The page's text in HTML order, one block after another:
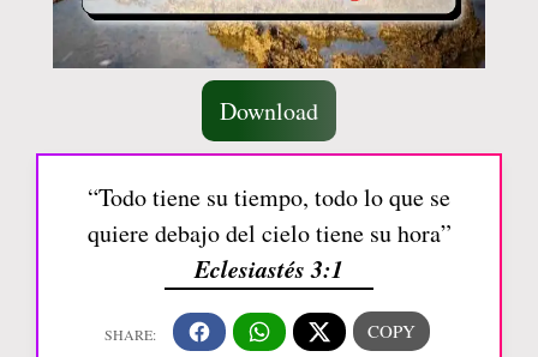
Download
“Todo tiene su tiempo, todo lo que se
quiere debajo del cielo tiene su hora”
Eclesiastés 3:1